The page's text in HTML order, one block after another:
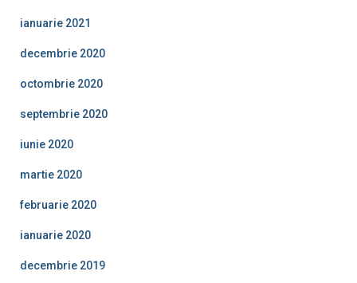
ianuarie 2021
decembrie 2020
octombrie 2020
septembrie 2020
iunie 2020
martie 2020
februarie 2020
ianuarie 2020
decembrie 2019